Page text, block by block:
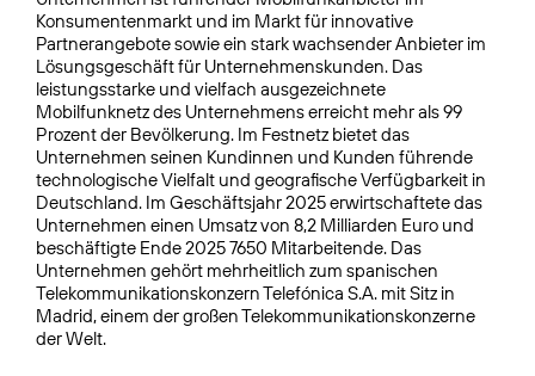
Konsumentenmarkt und im Markt für innovative
Partnerangebote sowie ein stark wachsender Anbieter im
Lösungsgeschäft für Unternehmenskunden. Das
leistungsstarke und vielfach ausgezeichnete
Mobilfunknetz des Unternehmens erreicht mehr als 99
Prozent der Bevölkerung. Im Festnetz bietet das
Unternehmen seinen Kundinnen und Kunden führende
technologische Vielfalt und geografische Verfügbarkeit in
Deutschland. Im Geschäftsjahr 2025 erwirtschaftete das
Unternehmen einen Umsatz von 8,2 Milliarden Euro und
beschäftigte Ende 2025 7650 Mitarbeitende. Das
Unternehmen gehört mehrheitlich zum spanischen
Telekommunikationskonzern Telefónica S.A. mit Sitz in
Madrid, einem der großen Telekommunikationskonzerne
der Welt.